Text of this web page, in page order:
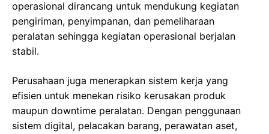
operasional dirancang untuk mendukung kegiatan
pengiriman, penyimpanan, dan pemeliharaan
peralatan sehingga kegiatan operasional berjalan
stabil.
Perusahaan juga menerapkan sistem kerja yang
efisien untuk menekan risiko kerusakan produk
maupun downtime peralatan. Dengan penggunaan
sistem digital, pelacakan barang, perawatan aset,